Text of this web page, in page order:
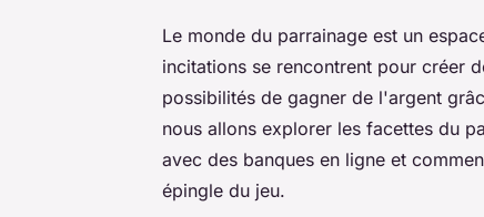
Le monde du parrainage est un
incitations se rencontrent pour créer
possibilités de gagner de l'argent
nous allons explorer les facettes du
avec des banques en ligne et
épingle du jeu.